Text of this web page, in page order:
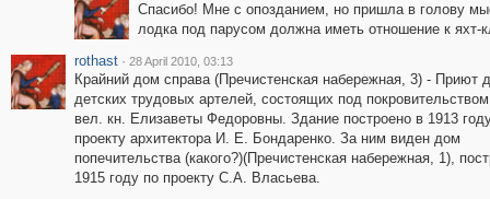
Спасибо! Мне с опозданием, но пришла в голову
лодка под парусом должна иметь отношение к яхт-
rothast · 28 April 2010, 03:13
Крайний дом справа (Пречистенская набережная, 3) - Приют
детских трудовых артелей, состоящих под
вел. кн. Елизаветы Федоровны. Здание построено в 1913
проекту архитектора И. Е. Бондаренко. За ним виден дом
попечительства (какого?)(Пречистенская набережная, 1),
1915 году по проекту С.А. Власьева.